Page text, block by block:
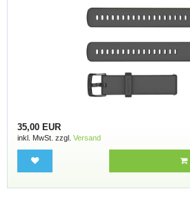
35,00 EUR
inkl. MwSt. zzgl. Versand